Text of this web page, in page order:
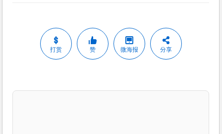
打赏 赞 微海报 分享